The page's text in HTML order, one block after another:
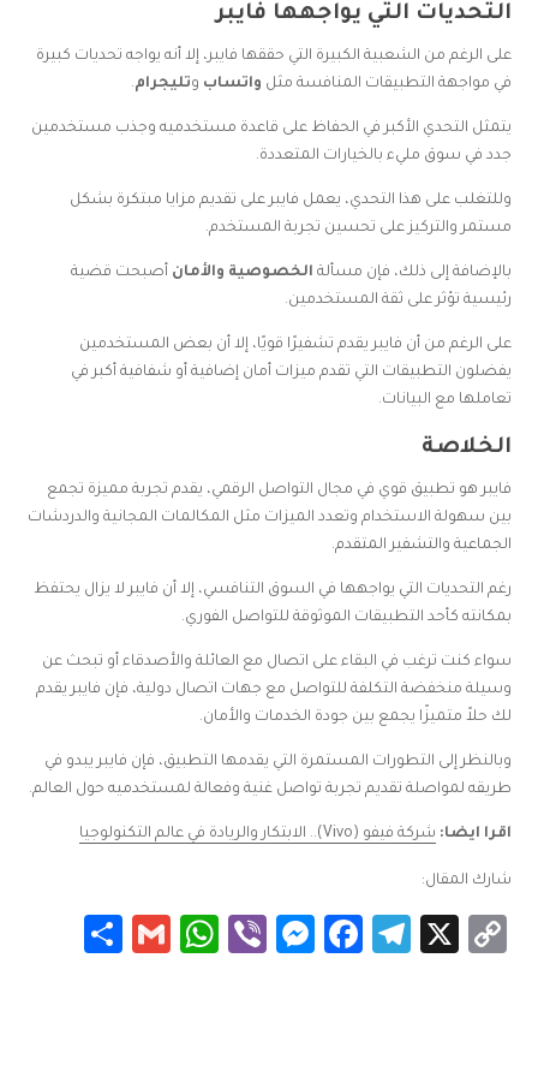
التحديات التي يواجهها فايبر
على الرغم من الشعبية الكبيرة التي حققها فايبر، إلا أنه يواجه تحديات كبيرة
في مواجهة التطبيقات المنافسة مثل واتساب وتليجرام.
يتمثل التحدي الأكبر في الحفاظ على قاعدة مستخدميه وجذب مستخدمين
جدد في سوق مليء بالخيارات المتعددة.
وللتغلب على هذا التحدي، يعمل فايبر على تقديم مزايا مبتكرة بشكل
مستمر والتركيز على تحسين تجربة المستخدم.
بالإضافة إلى ذلك، فإن مسألة الخصوصية والأمان أصبحت قضية
رئيسية تؤثر على ثقة المستخدمين.
على الرغم من أن فايبر يقدم تشفيرًا قويًا، إلا أن بعض المستخدمين
يفضلون التطبيقات التي تقدم ميزات أمان إضافية أو شفافية أكبر في
تعاملها مع البيانات.
الخلاصة
فايبر هو تطبيق قوي في مجال التواصل الرقمي، يقدم تجربة مميزة تجمع
بين سهولة الاستخدام وتعدد الميزات مثل المكالمات المجانية والدردشات
الجماعية والتشفير المتقدم.
رغم التحديات التي يواجهها في السوق التنافسي، إلا أن فايبر لا يزال يحتفظ
بمكانته كأحد التطبيقات الموثوقة للتواصل الفوري.
سواء كنت ترغب في البقاء على اتصال مع العائلة والأصدقاء أو تبحث عن
وسيلة منخفضة التكلفة للتواصل مع جهات اتصال دولية، فإن فايبر يقدم
لك حلاً متميزًا يجمع بين جودة الخدمات والأمان.
وبالنظر إلى التطورات المستمرة التي يقدمها التطبيق، فإن فايبر يبدو في
طريقه لمواصلة تقديم تجربة تواصل غنية وفعالة لمستخدميه حول العالم.
اقرا ايضا: شركة فيفو (Vivo).. الابتكار والريادة في عالم التكنولوجيا
شارك المقال:
Copy
X
Telegram
Facebook
Messenger
Viber
WhatsApp
Gmail